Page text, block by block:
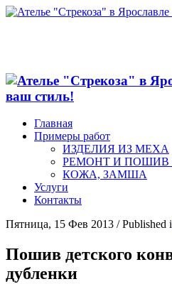
Главная
Примеры работ
ИЗДЕЛИЯ ИЗ МЕХА
РЕМОНТ И
КОЖА, ЗАМША
Услуги
Контакты
Пятница, 15 Фев 2013 /Published
Пошив детского
дубленки